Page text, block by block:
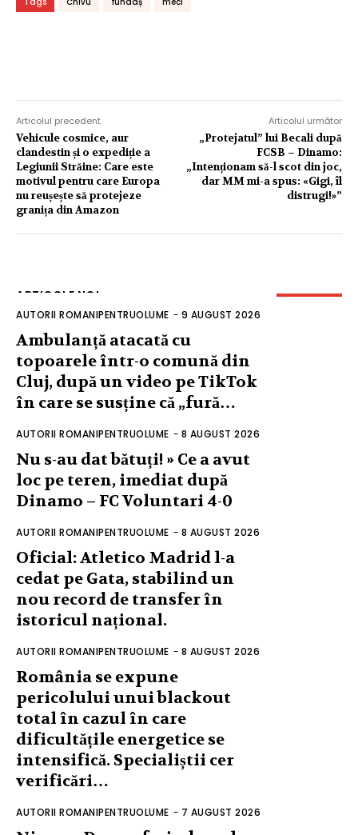
Articolul precedent
Vehicule cosmice, aur
clandestin și o expediție a
Legiunii Străine: Care este
motivul pentru care Europa
nu reușește să protejeze
granița din Amazon
Articolul următor
„Protejatul” lui Becali după
FCSB – Dinamo:
„Intenționam să-l scot din joc,
dar MM mi-a spus: «Gigi, îl
distrugi!»”
ARTICOLE NOI
AUTORII ROMANIPENTRUOLUME - 9 AUGUST 2026
Ambulanță atacată cu
topoarele într-o comună din
Cluj, după un video pe TikTok
în care se susține că „fură…
AUTORII ROMANIPENTRUOLUME - 8 AUGUST 2026
Nu s-au dat bătuți! » Ce a avut
loc pe teren, imediat după
Dinamo – FC Voluntari 4-0
AUTORII ROMANIPENTRUOLUME - 8 AUGUST 2026
Oficial: Atletico Madrid l-a
cedat pe Gata, stabilind un
nou record de transfer în
istoricul național.
AUTORII ROMANIPENTRUOLUME - 8 AUGUST 2026
România se expune
pericolului unui blackout
total în cazul în care
dificultățile energetice se
intensifică. Specialiștii cer
verificări…
AUTORII ROMANIPENTRUOLUME - 7 AUGUST 2026